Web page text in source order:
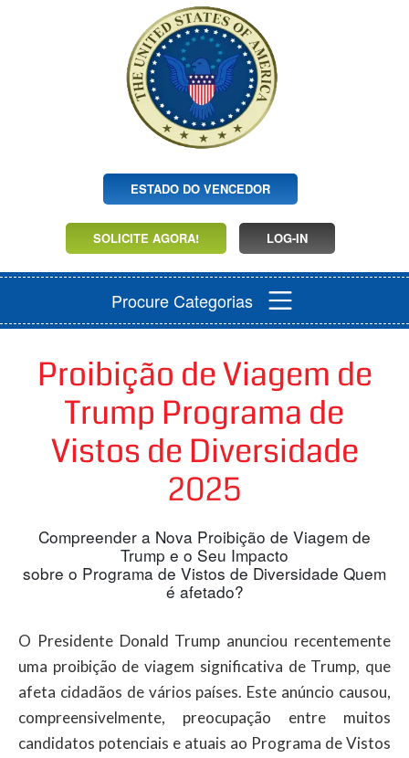
ESTADO DO VENCEDOR
SOLICITE AGORA! LOG-IN
Procure Categorias
Proibição de Viagem de
Trump Programa de
Vistos de Diversidade
2025
Compreender a Nova Proibição de Viagem de
Trump e o Seu Impacto
sobre o Programa de Vistos de Diversidade Quem
é afetado?
O Presidente Donald Trump anunciou recentemente
uma proibição de viagem significativa de Trump, que
afeta cidadãos de vários países. Este anúncio causou,
compreensivelmente, preocupação entre muitos
candidatos potenciais e atuais ao Programa de Vistos